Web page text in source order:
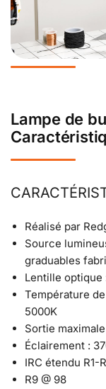
Lampe de
Réalisé par
Source
graduables
Lentille optique
Température
5000K
Sortie
Éclairement :
IRC étendu R1-
R9 @ 98